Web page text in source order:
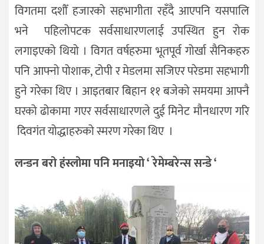
विगतमा दशौँ हजारको सहभागीता रहँदै आएपनि यसपालि
भने पहिलोपटक सर्वसाधारणलाई उपस्थित हुन रोक
लगाइएको थियो । विगत वर्षहरुमा भूतपूर्व गोर्खा सैनिकहरु
पनि आफ्नो पोशाक, टोपी र मेडलमा सजिएर परेडमा सहभागी
हुने गरेका थिए । आइतबार बिहान ११ बजेको समयमा आफ्नै
घरको ढोकामा गएर सर्वसाधारणले दुई मिनेट मौनधारण गरि
दिवगंत योद्धाहरुको स्मरण गरेका थिए ।
लन्डन बरो हंस्लोमा पनि मनाइयो‘रेमेम्बरेन्स सन्डे‘